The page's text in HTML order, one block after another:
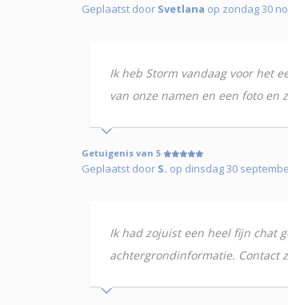
Geplaatst door Svetlana op zondag 30
Ik heb Storm vandaag voor het
van onze namen en een foto en
Getuigenis van 5
Geplaatst door S. op dinsdag 30
Ik had zojuist een heel fijn chat
achtergrondinformatie. Contact